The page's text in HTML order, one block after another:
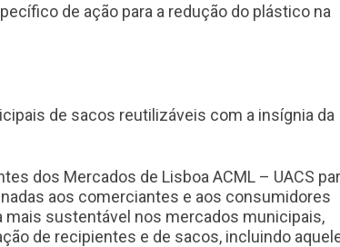
de ação para a redução do plástico na
de sacos reutilizáveis com a insígnia da
dos Mercados de Lisboa ACML – UACS
aos comerciantes e aos consumidores
mais sustentável nos mercados municipais,
de recipientes e de sacos, incluindo